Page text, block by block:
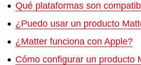
Qué plataformas son
¿Puedo usar un producto
¿Matter funciona con Apple?
Cómo configurar un producto